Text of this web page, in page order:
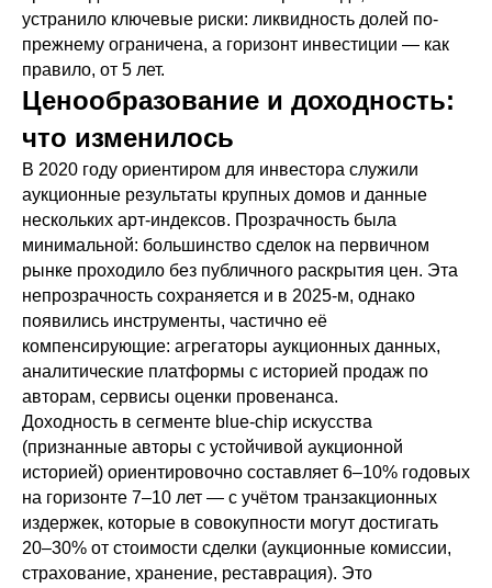
устранило ключевые риски: ликвидность долей по-
прежнему ограничена, а горизонт инвестиции — как
правило, от 5 лет.
Ценообразование и доходность:
что изменилось
В 2020 году ориентиром для инвестора служили
аукционные результаты крупных домов и данные
нескольких арт-индексов. Прозрачность была
минимальной: большинство сделок на первичном
рынке проходило без публичного раскрытия цен. Эта
непрозрачность сохраняется и в 2025-м, однако
появились инструменты, частично её
компенсирующие: агрегаторы аукционных данных,
аналитические платформы с историей продаж по
авторам, сервисы оценки провенанса.
Доходность в сегменте blue-chip искусства
(признанные авторы с устойчивой аукционной
историей) ориентировочно составляет 6–10% годовых
на горизонте 7–10 лет — с учётом транзакционных
издержек, которые в совокупности могут достигать
20–30% от стоимости сделки (аукционные комиссии,
страхование, хранение, реставрация). Это